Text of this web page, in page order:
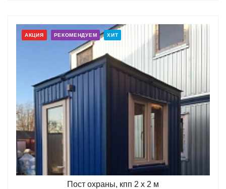
АКЦИЯ РЕКОМЕНДУЕМ ХИТ
Пост охраны, кпп 2 х 2 м